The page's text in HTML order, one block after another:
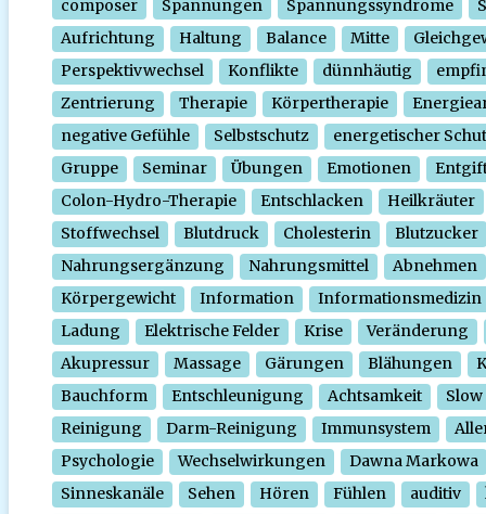
composer Spannungen Spannungssyndrome
Aufrichtung
Haltung Balance Mitte
Perspektivwechsel
Konflikte dünnhäutig
Zentrierung
Therapie Körpertherapie
negative Gefühle
Selbstschutz
energetischer
Gruppe
Seminar Übungen Emotionen
Colon-Hydro-Therapie
Entschlacken
Heilkräuter
Stoffwechsel
Blutdruck Cholesterin
Blutzucker
Nahrungsergänzung
Nahrungsmittel
Abnehmen
Körpergewicht
Information
Informationsmedizin
Ladung
Elektrische Felder Krise
Veränderung
Akupressur
Massage Gärungen Blähungen
Bauchform
Entschleunigung Achtsamkeit
Slow
Reinigung
Darm-Reinigung Immunsystem
Psychologie
Wechselwirkungen
Dawna Markowa
Sinneskanäle
Sehen Hören Fühlen auditiv